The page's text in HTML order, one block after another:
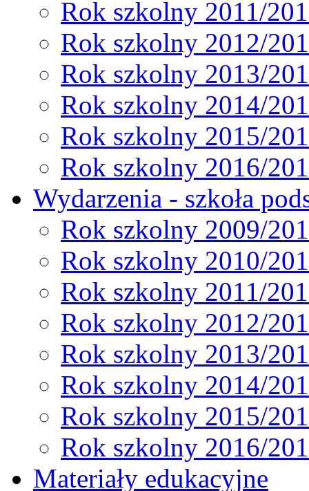
Rok szkolny 2011/
Rok szkolny 2012/
Rok szkolny 2013/
Rok szkolny 2014/
Rok szkolny 2015/
Rok szkolny 2016/
Wydarzenia - szkoła
Rok szkolny 2009/
Rok szkolny 2010/
Rok szkolny 2011/
Rok szkolny 2012/
Rok szkolny 2013/
Rok szkolny 2014/
Rok szkolny 2015/
Rok szkolny 2016/
Materiały edukacyjne